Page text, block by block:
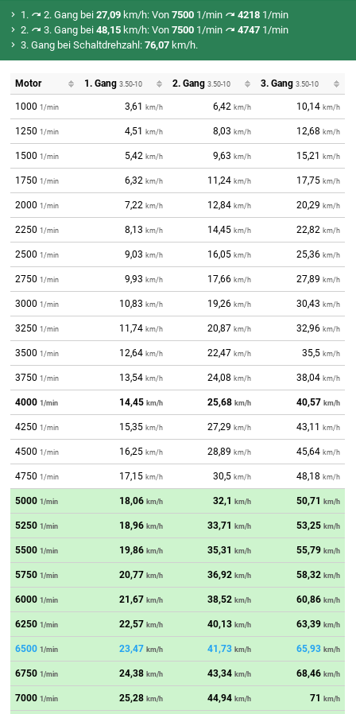
1. 2. Gang bei 27,09 km/h: Von 7500 1/min 4218 1/min
2.
3. Gang bei 48,15 km/h: Von 7500 1/min 4747 1/min
3. Gang bei Schaltdrehzahl: 76,07 km/h.
Motor 1. Gang3.50-10 2. Gang3.50-10 3. Gang3.50-10
10001/min 3,61km/h 6,42km/h 10,14km/h
12501/min 4,51km/h 8,03km/h 12,68km/h
15001/min 5,42km/h 9,63km/h 15,21km/h
17501/min 6,32km/h 11,24km/h 17,75km/h
20001/min 7,22km/h 12,84km/h 20,29km/h
22501/min 8,13km/h 14,45km/h 22,82km/h
25001/min 9,03km/h 16,05km/h 25,36km/h
27501/min 9,93km/h 17,66km/h 27,89km/h
30001/min 10,83km/h 19,26km/h 30,43km/h
32501/min 11,74km/h 20,87km/h 32,96km/h
35001/min 12,64km/h 22,47km/h 35,5km/h
37501/min 13,54km/h 24,08km/h 38,04km/h
40001/min 14,45km/h 25,68km/h 40,57km/h
42501/min 15,35km/h 27,29km/h 43,11km/h
45001/min 16,25km/h 28,89km/h 45,64km/h
47501/min 17,15km/h 30,5km/h 48,18km/h
50001/min 18,06km/h 32,1km/h 50,71km/h
52501/min 18,96km/h 33,71km/h 53,25km/h
55001/min 19,86km/h 35,31km/h 55,79km/h
57501/min 20,77km/h 36,92km/h 58,32km/h
60001/min 21,67km/h 38,52km/h 60,86km/h
62501/min 22,57km/h 40,13km/h 63,39km/h
65001/min 23,47km/h 41,73km/h 65,93km/h
67501/min 24,38km/h 43,34km/h 68,46km/h
70001/min 25,28km/h 44,94km/h 71km/h